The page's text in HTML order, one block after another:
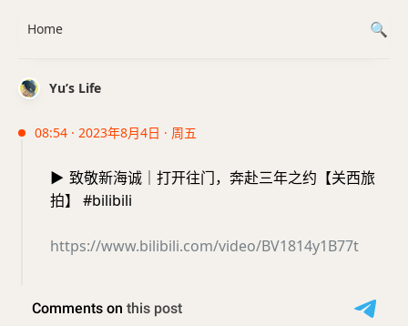
Yu’s Life
08:54 · 2023年8月4日 · 周五
▶️ 致敬新海诚｜打开往门，奔赴三年之约【关西旅
拍】 #bilibili
https://www.bilibili.com/video/BV1814y1B77t
Home